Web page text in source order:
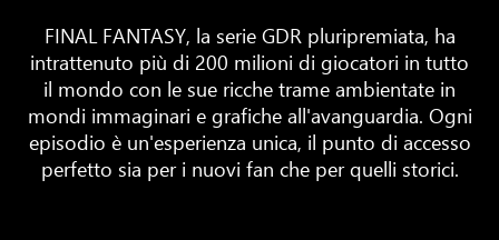
FINAL FANTASY, la serie GDR pluripremiata, ha
intrattenuto più di 200 milioni di giocatori in tutto
il mondo con le sue ricche trame ambientate in
mondi immaginari e grafiche all'avanguardia. Ogni
episodio è un'esperienza unica, il punto di accesso
perfetto sia per i nuovi fan che per quelli storici.